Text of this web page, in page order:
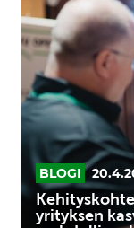
tunnistaminen:
Käännä
yrityksen
kasvun
esteet
uusiksi
BLOGI
yrityksen